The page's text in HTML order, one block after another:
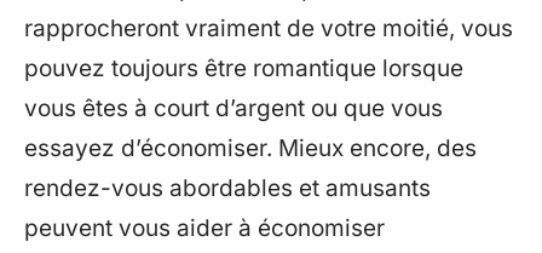
rapprocheront vraiment de votre moitié, vous
pouvez toujours être romantique lorsque
vous êtes à court d’argent ou que vous
essayez d’économiser. Mieux encore, des
rendez-vous abordables et amusants
peuvent vous aider à économiser